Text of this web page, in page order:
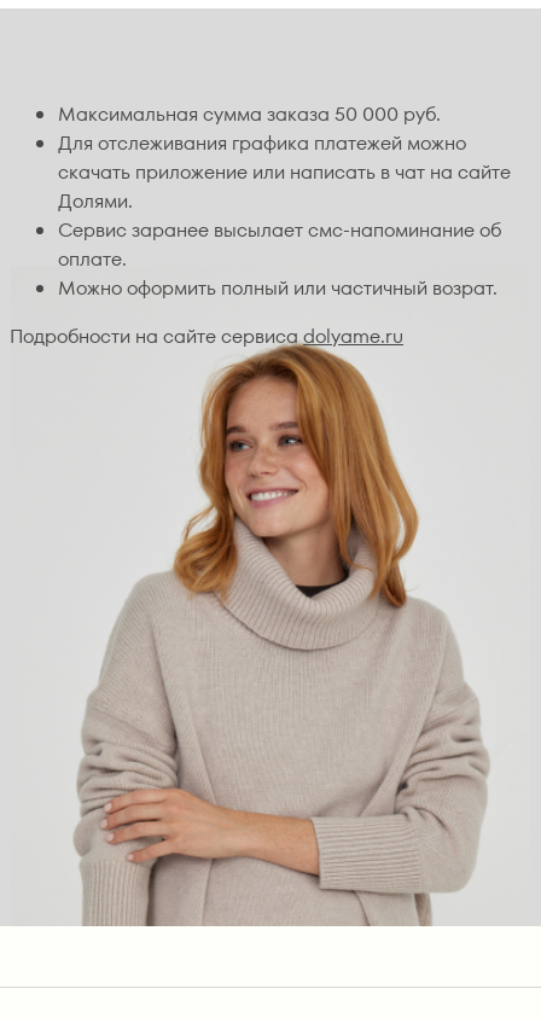
Максимальная сумма заказа 50 000 руб.
Для отслеживания графика платежей можно
скачать приложение или написать в чат на сайте
Долями.
Сервис заранее высылает смс-напоминание об
оплате.
Можно оформить полный или частичный возрат.
Подробности на сайте сервисаdolyame.ru